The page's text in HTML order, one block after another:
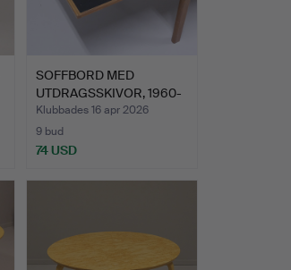
SOFFBORD MED
UTDRAGSSKIVOR, 1960-
TAL.
Klubbades 16 apr 2026
9 bud
74 USD